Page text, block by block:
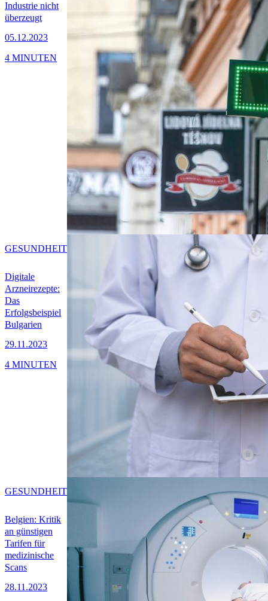
Industrie nicht
überzeugt
05.12.2023
4 MINUTEN
Digitale
Arzneirezepte:
Das
Erfolgsbeispiel
Bulgarien
29.11.2023
GESUNDHEIT
4 MINUTEN
Belgien: Kritik
an günstigen
Tarifen für
medizinische
Scans
28.11.2023
GESUNDHEIT